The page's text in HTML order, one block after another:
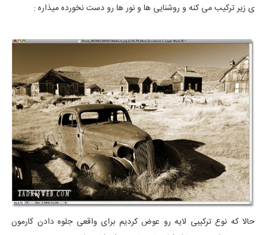
ی زیر ترکیب می کنه و روشنایی ها و نور ها رو دست نخورده میذاره :
حالا که نوع ترکیبی لایه رو عوض کردیم برای واقعی جلوه دادن کارمون